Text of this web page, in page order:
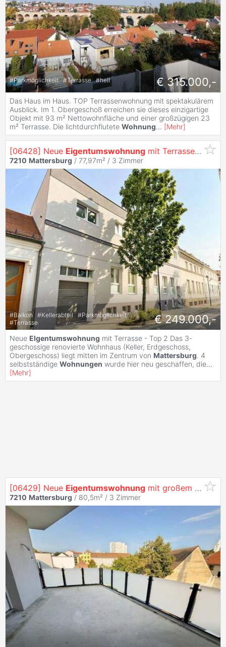
#Parkmöglichkeit #Terrasse #hell € 315.000,-
Das Haus im Haus. TOP Terrassenwohnung mit spektakulärem
Ausblick. Im 1. Obergeschoß erreichen sie dieses einzigartige
Objekt mit 93 m² Nettowohnfläche und einer großzügigen 23
m² Terrasse. Die lichtdurchflutete Wohnung... [Mehr]
[06428] Neue Eigentumswohnung mit Terrasse - Top 2
7210 Mattersburg / 77,97m² / 3 Zimmer
#Balkon #Kellerabteil #Parkmöglichkeit
#Terrasse € 249.000,-
Neue EIgentumswohnung mit Terrasse - Top 2 Das 3-
geschossige renovierte Wohnhaus (Keller, Erdgeschoss,
Obergeschoss) liegt mitten im Zentrum von Mattersburg. 4
selbstständige Wohnungen wurde hier neu geschaffen, die...
[Mehr]
[06429] Neue Eigentumswohnung mit großem Balkon - Top 3
7210 Mattersburg / 80,5m² / 3 Zimmer